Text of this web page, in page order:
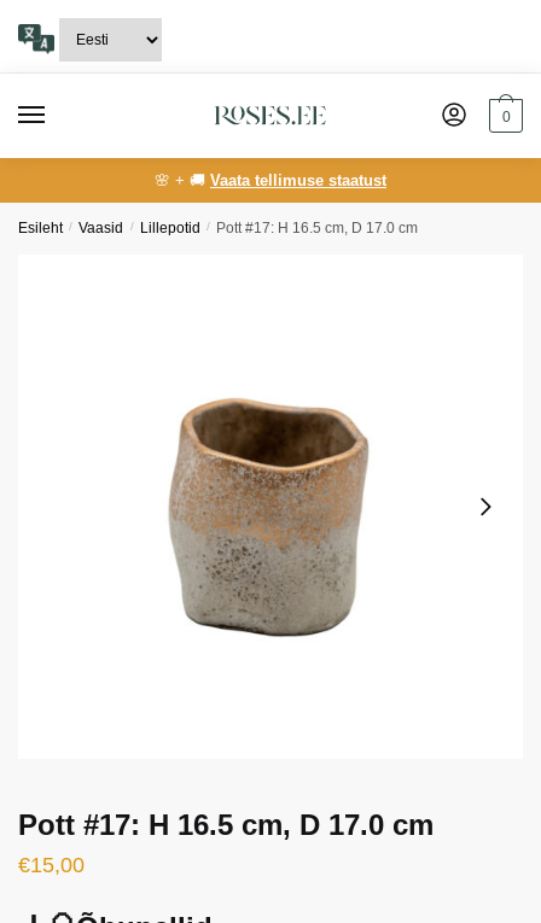
navigation
content
0
🌸 + 🚚 Vaata tellimuse staatust
Esileht / Vaasid / Lillepotid / Pott #17: H 16.5 cm, D 17.0 cm
Pott #17: H 16.5 cm, D 17.0 cm
€15,00